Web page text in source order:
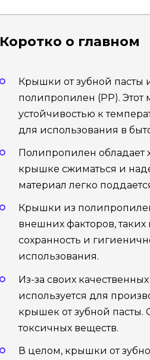
Коротко о главном
Крышки от зубной пасты
полипропилен (PP). Этот
устойчивостью к
для использования в
Полипропилен обладает
крышке сжиматься и
материал легко
Крышки из
внешних факторов,
сохранность и
использования.
Из-за своих
используется для
крышек от зубной
токсичных веществ.
В целом, крышки от